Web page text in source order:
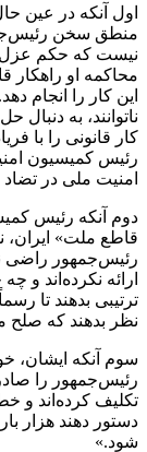
اول آنکه در عین
منطق سخن
نیست که حکم عزل
محاکمه او راهکار
این کار را انجام
ناتوانند، به
کار قانونی را با
رئیس کمیسیون
امنیت ملی در
دوم آنکه رئیس
قاطع ملت» ایران،
رئیس‌جمهور راضی
ارائه نکرده‌اند
ترتیبی بدهند تا
نظر بدهند که صلح
سوم آنکه ایشان،
رئیس‌جمهور را
تکلیف کرده‌اند و
دستور دهند هزار
شود.»